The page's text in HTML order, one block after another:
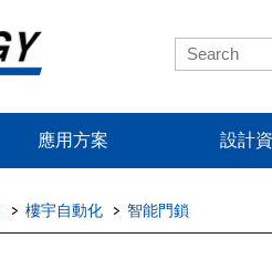
應用方案 設計
樓宇自動化 智能門鎖